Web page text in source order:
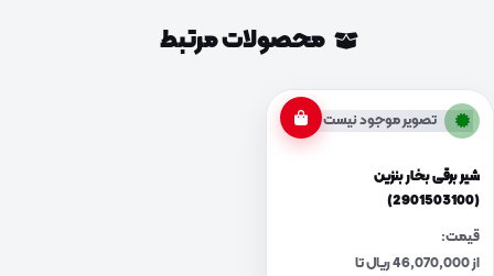
محصولات مرتبط
تصویر موجود نیست
شیر برقی بخار بنزین
(2901503100)
قیمت:
از 46,070,000 ریال تا